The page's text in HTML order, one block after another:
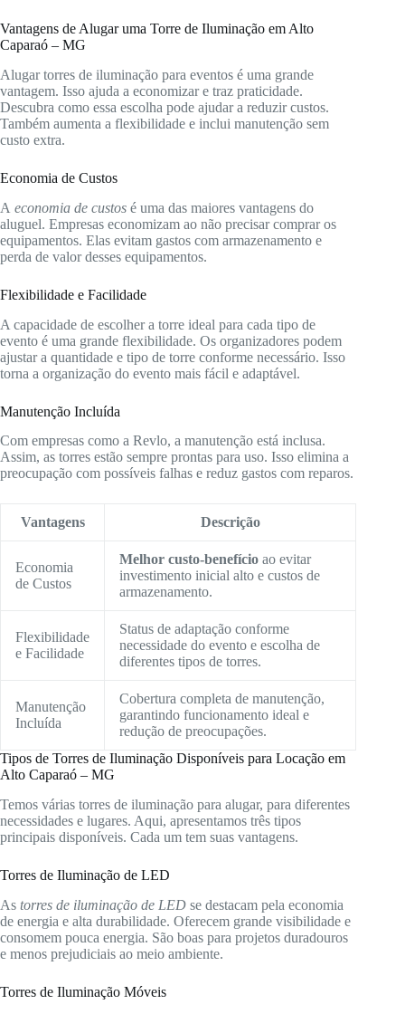
Vantagens de Alugar uma Torre de Iluminação em Alto
Caparaó – MG
Alugar torres de iluminação para eventos é uma grande
vantagem. Isso ajuda a economizar e traz praticidade.
Descubra como essa escolha pode ajudar a reduzir custos.
Também aumenta a flexibilidade e inclui manutenção sem
custo extra.
Economia de Custos
A economia de custos é uma das maiores vantagens do
aluguel. Empresas economizam ao não precisar comprar os
equipamentos. Elas evitam gastos com armazenamento e
perda de valor desses equipamentos.
Flexibilidade e Facilidade
A capacidade de escolher a torre ideal para cada tipo de
evento é uma grande flexibilidade. Os organizadores podem
ajustar a quantidade e tipo de torre conforme necessário. Isso
torna a organização do evento mais fácil e adaptável.
Manutenção Incluída
Com empresas como a Revlo, a manutenção está inclusa.
Assim, as torres estão sempre prontas para uso. Isso elimina a
preocupação com possíveis falhas e reduz gastos com reparos.
Vantagens Descrição
Economia
de Custos
Melhor custo-benefício ao evitar
investimento inicial alto e custos de
armazenamento.
Flexibilidade
e Facilidade
Status de adaptação conforme
necessidade do evento e escolha de
diferentes tipos de torres.
Manutenção
Incluída
Cobertura completa de manutenção,
garantindo funcionamento ideal e
redução de preocupações.
Tipos de Torres de Iluminação Disponíveis para Locação em
Alto Caparaó – MG
Temos várias torres de iluminação para alugar, para diferentes
necessidades e lugares. Aqui, apresentamos três tipos
principais disponíveis. Cada um tem suas vantagens.
Torres de Iluminação de LED
As torres de iluminação de LED se destacam pela economia
de energia e alta durabilidade. Oferecem grande visibilidade e
consomem pouca energia. São boas para projetos duradouros
e menos prejudiciais ao meio ambiente.
Torres de Iluminação Móveis